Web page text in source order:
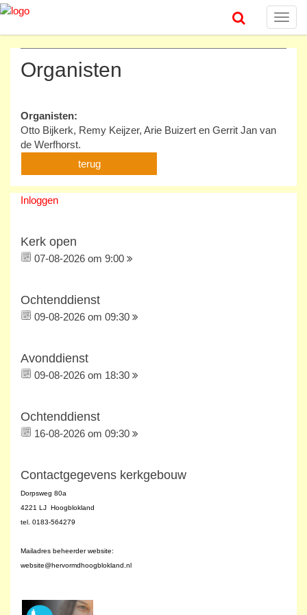
Organisten
Organisten:
Otto Bijkerk, Remy Keijzer, Arie Buizert en Gerrit Jan van
de Werfhorst.
terug
Inloggen
Kerk open
07-08-2026 om 9:00
Ochtenddienst
09-08-2026 om 09:30
Avonddienst
09-08-2026 om 18:30
Ochtenddienst
16-08-2026 om 09:30
Contactgegevens kerkgebouw
Dorpsweg 80a
4221 LJ Hoogblokland
tel. 0183-564279
Mailadres beheerder website:
website@hervormdhoogblokland.nl